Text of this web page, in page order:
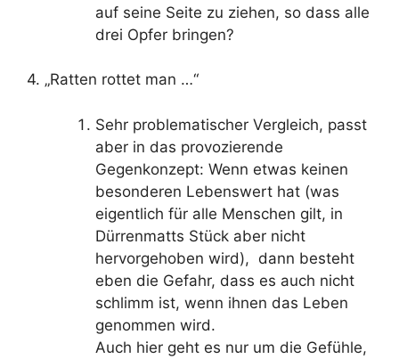
auf seine Seite zu ziehen, so dass alle
drei Opfer bringen?
4. „Ratten rottet man …“
Sehr problematischer Vergleich, passt
aber in das provozierende
Gegenkonzept: Wenn etwas keinen
besonderen Lebenswert hat (was
eigentlich für alle Menschen gilt, in
Dürrenmatts Stück aber nicht
hervorgehoben wird), dann besteht
eben die Gefahr, dass es auch nicht
schlimm ist, wenn ihnen das Leben
genommen wird.
Auch hier geht es nur um die Gefühle,